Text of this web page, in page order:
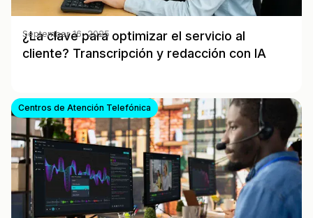
¿La clave para optimizar el servicio al
cliente? Transcripción y redacción con IA
September 16, 2025
Centros de Atención Telefónica